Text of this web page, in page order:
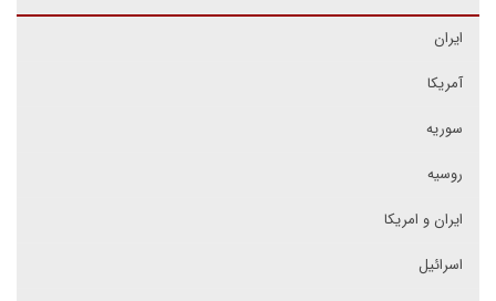
ایران
آمریکا
سوریه
روسیه
ایران و امریکا
اسرائیل